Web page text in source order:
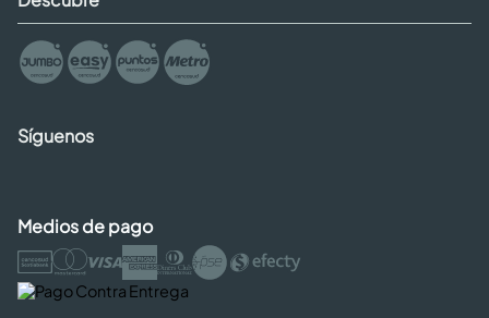
Síguenos
Medios de pago